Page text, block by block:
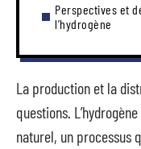
Perspectives et
l’hydrogène
La production et la
questions.
naturel, un processus